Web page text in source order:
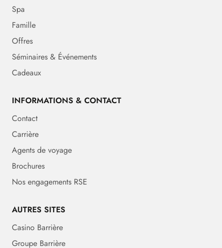
Spa
Famille
Offres
Séminaires & Événements
Cadeaux
INFORMATIONS & CONTACT
Contact
Carrière
Agents de voyage
Brochures
Nos engagements RSE
AUTRES SITES
Casino Barrière
Groupe Barrière